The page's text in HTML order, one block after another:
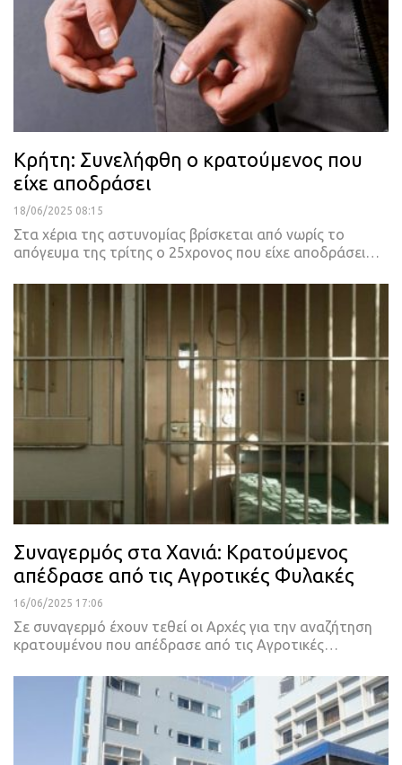
Κρήτη: Συνελήφθη ο κρατούμενος που
είχε αποδράσει
18/06/2025 08:15
Στα χέρια της αστυνομίας βρίσκεται από νωρίς το
απόγευμα της τρίτης ο 25χρονος που είχε αποδράσει…
Συναγερμός στα Χανιά: Κρατούμενος
απέδρασε από τις Αγροτικές Φυλακές
16/06/2025 17:06
Σε συναγερμό έχουν τεθεί οι Αρχές για την αναζήτηση
κρατουμένου που απέδρασε από τις Αγροτικές…